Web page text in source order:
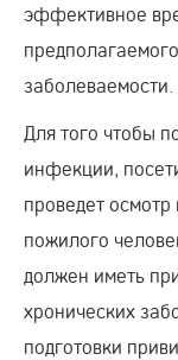
эффективное
заболеваемости.
Для того чтобы
инфекции,
проведет
пожилого
должен иметь
хронических
подготовки